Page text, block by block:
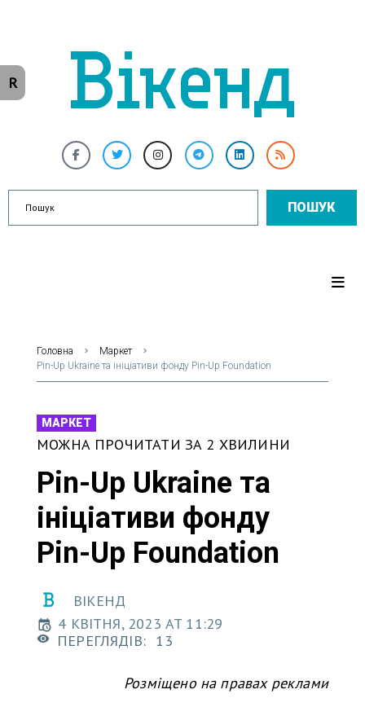
ПОШУК
Головна
Маркет
Pin-Up Ukraine та ініціативи фонду Pin-Up Foundation
МАРКЕТ
МОЖНА ПРОЧИТАТИ ЗА 2 ХВИЛИНИ
Pin-Up Ukraine та
ініціативи фонду
Pin-Up Foundation
ВІКЕНД
4 КВІТНЯ, 2023 AT 11:29
ПЕРЕГЛЯДІВ: 13
Розміщено на правах реклами
R